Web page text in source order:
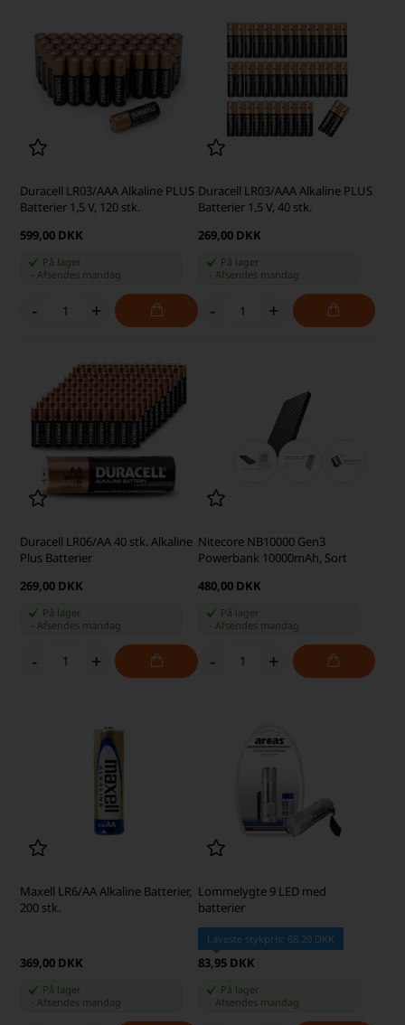
Duracell LR03/AAA Alkaline PLUS
Batterier 1,5 V, 120 stk.
599,00 DKK
På lager
-Afsendes mandag
- +
Duracell LR03/AAA Alkaline PLUS
Batterier 1,5 V, 40 stk.
269,00 DKK
På lager
Afsendes mandag
- +
Duracell LR06/AA 40 stk. Alkaline
Plus Batterier
269,00 DKK
På lager
Afsendes mandag
- +
Nitecore NB10000 Gen3
Powerbank 10000mAh, Sort
480,00 DKK
På lager
Afsendes mandag
- +
Maxell LR6/AA Alkaline Batterier,
200 stk.
369,00 DKK
På lager
-Afsendes mandag
Lommelygte 9 LED med
batterier
Laveste stykpris: 68,20 DKK
83,95 DKK
På lager
Afsendes mandag